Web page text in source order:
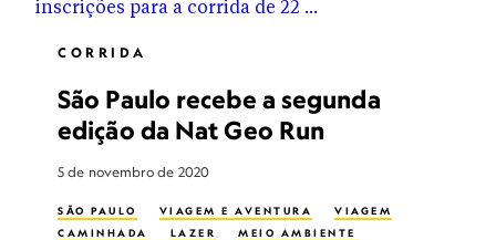
CORRIDA
São Paulo recebe a segunda
edição da Nat Geo Run
5 de novembro de 2020
SÃO PAULO VIAGEM E AVENTURA
VIAGEM
CAMINHADA
LAZER MEIO AMBIENTE